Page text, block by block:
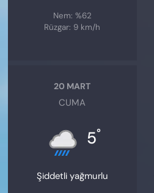
Nem: %62
Rüzgar: 9 km/h
20 MART
CUMA
5°
Şiddetli yağmurlu